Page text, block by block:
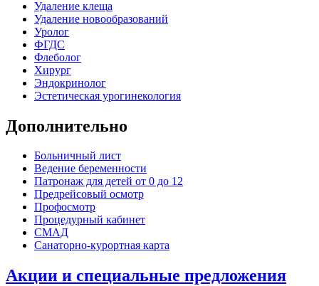
Удаление клеща
Удаление новообразований
Уролог
ФГДС
Флеболог
Хирург
Эндокринолог
Эстетическая урогинекология
Дополнительно
Больничный лист
Ведение беременности
Патронаж для детей от 0 до 12
Предрейсовый осмотр
Профосмотр
Процедурный кабинет
СМАД
Санаторно-курортная карта
Акции и специальные предложения